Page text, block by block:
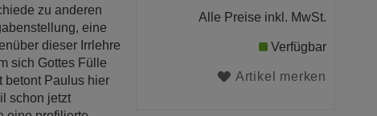
zu anderen
eine
dieser Irrlehre
sich Gottes Fülle
betont Paulus hier
schon jetzt
Alle Preise inkl. MwSt.
Verfügbar
Artikel merken